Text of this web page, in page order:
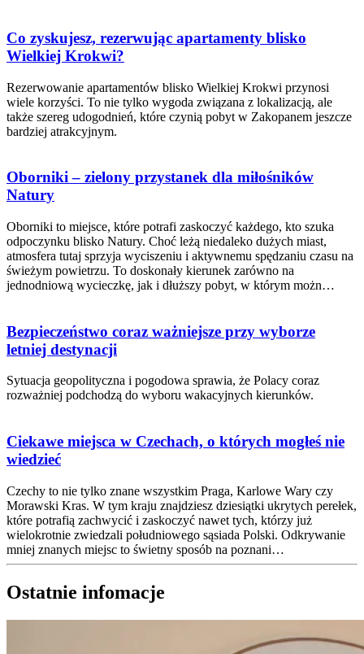
Co zyskujesz, rezerwując apartamenty blisko
Wielkiej Krokwi?
Rezerwowanie apartamentów blisko Wielkiej Krokwi przynosi
wiele korzyści. To nie tylko wygoda związana z lokalizacją, ale
także szereg udogodnień, które czynią pobyt w Zakopanem jeszcze
bardziej atrakcyjnym.
Oborniki – zielony przystanek dla miłośników
Natury
Oborniki to miejsce, które potrafi zaskoczyć każdego, kto szuka
odpoczynku blisko Natury. Choć leżą niedaleko dużych miast,
atmosfera tutaj sprzyja wyciszeniu i aktywnemu spędzaniu czasu na
świeżym powietrzu. To doskonały kierunek zarówno na
jednodniową wycieczkę, jak i dłuższy pobyt, w którym możn…
Bezpieczeństwo coraz ważniejsze przy wyborze
letniej destynacji
Sytuacja geopolityczna i pogodowa sprawia, że Polacy coraz
rozważniej podchodzą do wyboru wakacyjnych kierunków.
Ciekawe miejsca w Czechach, o których mogłeś nie
wiedzieć
Czechy to nie tylko znane wszystkim Praga, Karlowe Wary czy
Morawski Kras. W tym kraju znajdziesz dziesiątki ukrytych perełek,
które potrafią zachwycić i zaskoczyć nawet tych, którzy już
wielokrotnie zwiedzali południowego sąsiada Polski. Odkrywanie
mniej znanych miejsc to świetny sposób na poznani…
Ostatnie infomacje